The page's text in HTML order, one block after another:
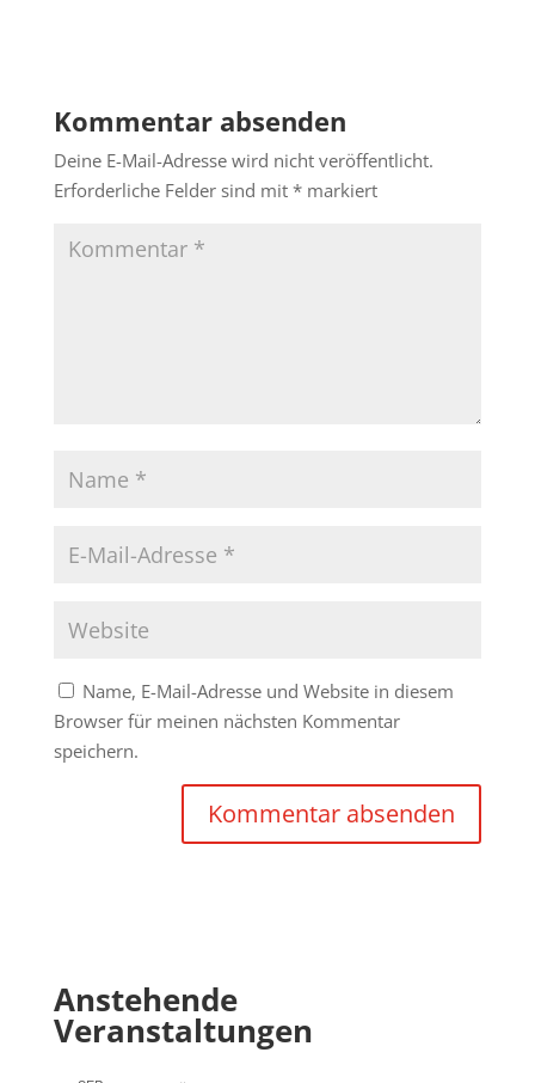
Kommentar absenden
Deine E-Mail-Adresse wird nicht veröffentlicht.
Erforderliche Felder sind mit *markiert
Name, E-Mail-Adresse und Website in diesem
Browser für meinen nächsten Kommentar
speichern.
Anstehende
Veranstaltungen